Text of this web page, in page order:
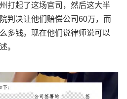
打起了这场官司，然后这大半
判决让他们赔偿公司60万，而
多钱。现在他们说律师说可以
。